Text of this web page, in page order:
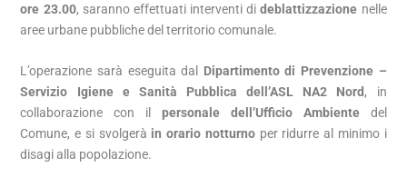
ore 23.00, saranno effettuati interventi dideblattizzazione nelle
aree urbane pubbliche del territorio comunale.
L’operazione sarà eseguita dal Dipartimento di Prevenzione –
Servizio Igiene e Sanità Pubblica dell’ASL NA2 Nord , in
collaborazione con il personale dell’Ufficio Ambientedel
Comune, e si svolgerà in orario notturnoper ridurre al minimo i
disagi alla popolazione.